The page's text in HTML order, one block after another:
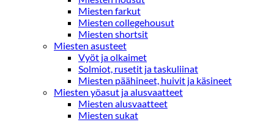
Miesten farkut
Miesten collegehousut
Miesten shortsit
Miesten asusteet
Vyöt ja olkaimet
Solmiot, rusetit ja taskuliinat
Miesten päähineet, huivit ja käsineet
Miesten yöasut ja alusvaatteet
Miesten alusvaatteet
Miesten sukat